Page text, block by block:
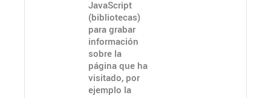
JavaScript
(bibliotecas)
para grabar
información
sobre la
página que ha
visitado, por
ejemplo la